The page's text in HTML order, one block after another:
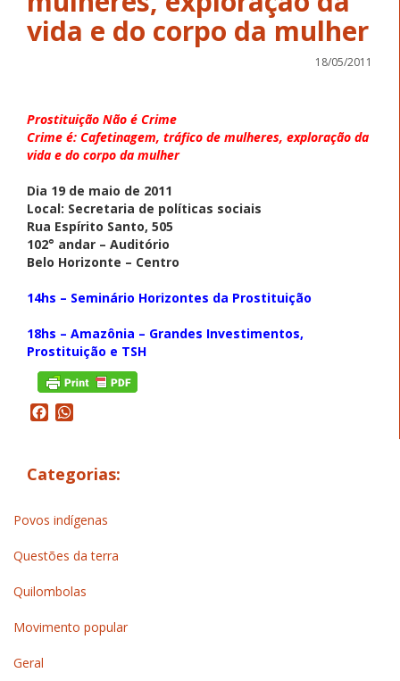
vida e do corpo da mulher
18/05/2011
Prostituição Não é Crime
Crime é: Cafetinagem, tráfico de mulheres, exploração da
vida e do corpo da mulher
Dia 19 de maio de 2011
Local: Secretaria de políticas sociais
Rua Espírito Santo, 505
102° andar – Auditório
Belo Horizonte – Centro
14hs – Seminário Horizontes da Prostituição
18hs – Amazônia – Grandes Investimentos,
Prostituição e TSH
Facebook
Categorias:
Povos indígenas
Questões da terra
Quilombolas
Movimento popular
Geral